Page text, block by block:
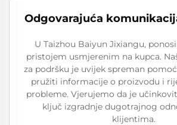
Odgovarajuća
U Taizhou Baiyun Jixiangu,
pristojem usmjerenim na kupca.
za podršku je uvijek spreman
pružiti informacije o proizvodu i
probleme. Vjerujemo da je
ključ izgradnje dugotrajnog
klijentima.